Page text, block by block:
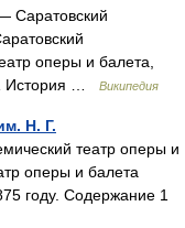
Саратовский
оперы и балета,
История …
Википедия
Н. Г.
театр оперы и
оперы и балета
году. Содержание 1